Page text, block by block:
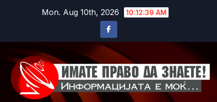
Mon. Aug 10th, 2026 10:12:42 AM